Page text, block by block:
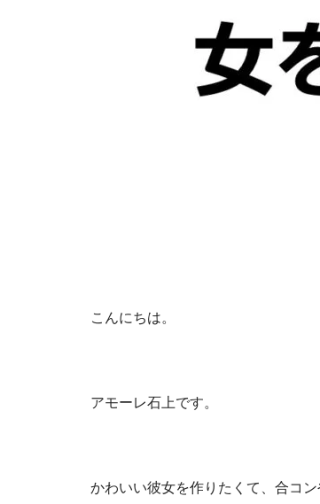
こんにちは。
アモーレ石上です。
かわいい彼女を作りたくて、合コ